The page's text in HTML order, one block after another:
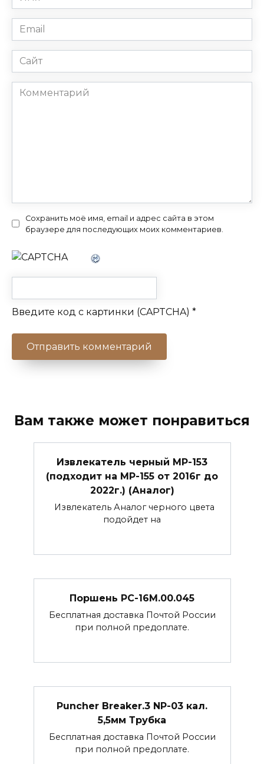
*
Email
*
Сайт
Комментарий
Сохранить моё имя, email и адрес сайта в этом
браузере для последующих моих комментариев.
Введите код с картинки (CAPTCHA) *
Вам также может понравиться
Извлекатель черный МР-153
(подходит на МР-155 от 2016г до
2022г.) (Аналог)
Извлекатель Аналог черного цвета
подойдет на
Поршень РС-16М.00.045
Бесплатная доставка Почтой России
при полной предоплате.
Puncher Breaker.3 NP-03 кал.
5,5мм Трубка
Бесплатная доставка Почтой России
при полной предоплате.